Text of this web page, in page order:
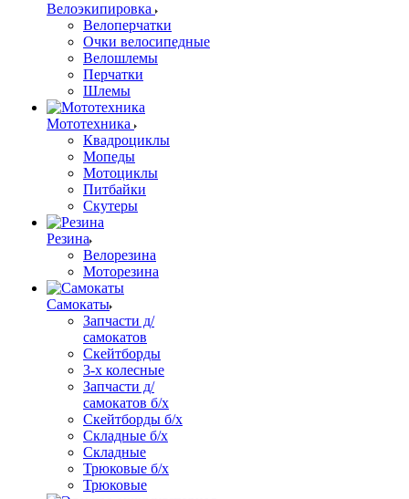
Велоэкипировка
Велоперчатки
Очки велосипедные
Велошлемы
Перчатки
Шлемы
Мототехника
Квадроциклы
Мопеды
Мотоциклы
Питбайки
Скутеры
Резина
Велорезина
Моторезина
Самокаты
Запчасти д/
самокатов
Скейтборды
3-х колесные
Запчасти д/
самокатов б/х
Скейтборды б/х
Складные б/х
Складные
Трюковые б/х
Трюковые